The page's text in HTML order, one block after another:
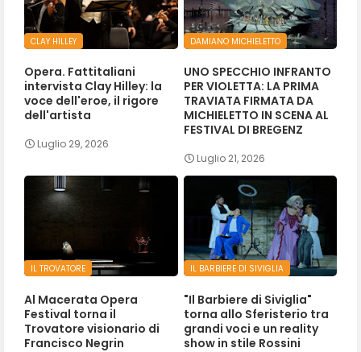
CLAY HILLEY
Opera. Fattitaliani
intervista Clay Hilley: la
voce dell'eroe, il rigore
dell'artista
Luglio 29, 2026
DAMIANO MICHIELETTO
UNO SPECCHIO INFRANTO
PER VIOLETTA: LA PRIMA
TRAVIATA FIRMATA DA
MICHIELETTO IN SCENA AL
FESTIVAL DI BREGENZ
Luglio 21, 2026
IL TROVATORE
Al Macerata Opera
Festival torna il
Trovatore visionario di
Francisco Negrin
IL BARBIERE DI SIVIGLIA
"Il Barbiere di Siviglia"
torna allo Sferisterio tra
grandi voci e un reality
show in stile Rossini